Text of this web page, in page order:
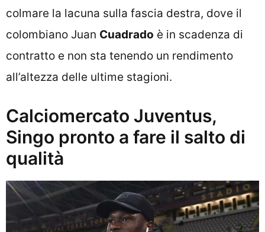
colmare la lacuna sulla fascia destra, dove il
colombiano Juan Cuadrado è in scadenza di
contratto e non sta tenendo un rendimento
all’altezza delle ultime stagioni.
Calciomercato Juventus,
Singo pronto a fare il salto di
qualità